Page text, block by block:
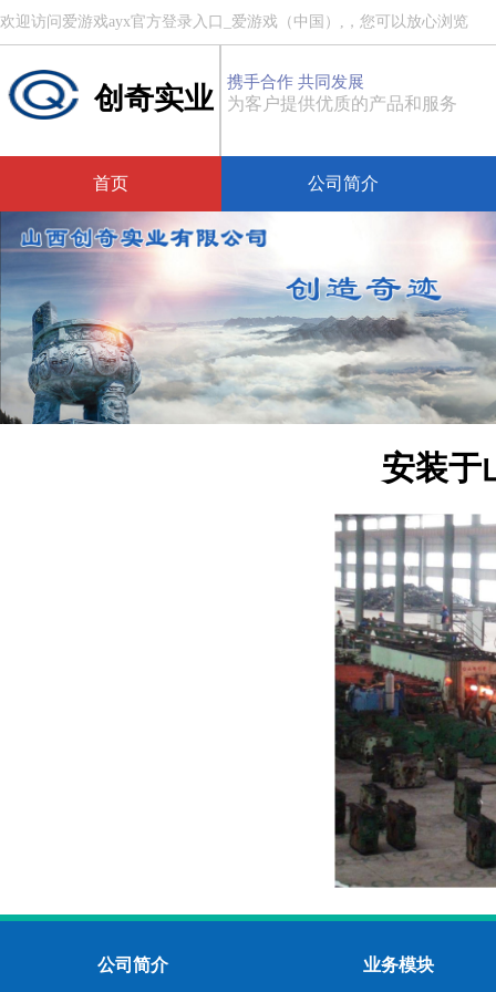
欢迎访问爱游戏ayx官方登录入口_爱游戏（中国）,，您可以放心浏览
创奇实业 携手合作 共同发展
为客户提供优质的产品和服务
首页 公司简介
安装于
公司简介 业务模块